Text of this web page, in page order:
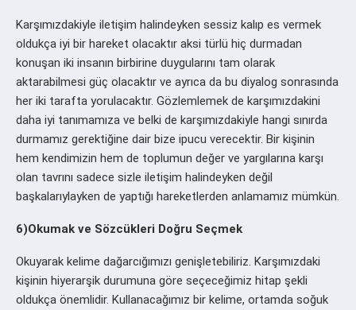
Karşımızdakiyle iletişim halindeyken sessiz kalıp es vermek
oldukça iyi bir hareket olacaktır aksi türlü hiç durmadan
konuşan iki insanın birbirine duygularını tam olarak
aktarabilmesi güç olacaktır ve ayrıca da bu diyalog sonrasında
her iki tarafta yorulacaktır. Gözlemlemek de karşımızdakini
daha iyi tanımamıza ve belki de karşımızdakiyle hangi sınırda
durmamız gerektiğine dair bize ipucu verecektir. Bir kişinin
hem kendimizin hem de toplumun değer ve yargılarına karşı
olan tavrını sadece sizle iletişim halindeyken değil
başkalarıylayken de yaptığı hareketlerden anlamamız mümkün.
6)Okumak ve Sözcükleri Doğru Seçmek
Okuyarak kelime dağarcığımızı genişletebiliriz. Karşımızdaki
kişinin hiyerarşik durumuna göre seçeceğimiz hitap şekli
oldukça önemlidir. Kullanacağımız bir kelime, ortamda soğuk